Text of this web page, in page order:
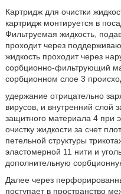
Картридж для очистки
картридж монтируется в
Фильтруемая жидкость,
проходит через
жидкость проходит через
сорбционно-фильтрующий
сорбционном слое 3
удержание отрицательно
вирусов, и внутренний слой
защитного материала 4 при
очистку жидкости за счет
петельной структуры
эластомерной 11 нити и
дополнительную
Далее через
поступает в пространство